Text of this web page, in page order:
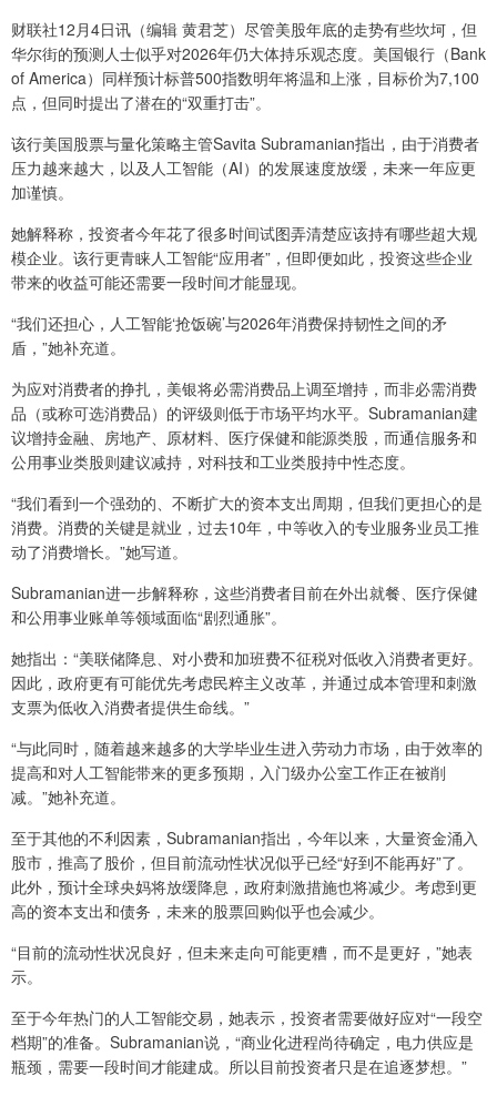
财联社12月4日讯（编辑 黄君芝）尽管美股年底的走势有些坎坷，但
华尔街的预测人士似乎对2026年仍大体持乐观态度。美国银行（Bank
of America）同样预计标普500指数明年将温和上涨，目标价为7,100
点，但同时提出了潜在的“双重打击”。
该行美国股票与量化策略主管Savita Subramanian指出，由于消费者
压力越来越大，以及人工智能（AI）的发展速度放缓，未来一年应更
加谨慎。
她解释称，投资者今年花了很多时间试图弄清楚应该持有哪些超大规
模企业。该行更青睐人工智能“应用者”，但即便如此，投资这些企业
带来的收益可能还需要一段时间才能显现。
“我们还担心，人工智能‘抢饭碗’与2026年消费保持韧性之间的矛
盾，”她补充道。
为应对消费者的挣扎，美银将必需消费品上调至增持，而非必需消费
品（或称可选消费品）的评级则低于市场平均水平。Subramanian建
议增持金融、房地产、原材料、医疗保健和能源类股，而通信服务和
公用事业类股则建议减持，对科技和工业类股持中性态度。
“我们看到一个强劲的、不断扩大的资本支出周期，但我们更担心的是
消费。消费的关键是就业，过去10年，中等收入的专业服务业员工推
动了消费增长。”她写道。
Subramanian进一步解释称，这些消费者目前在外出就餐、医疗保健
和公用事业账单等领域面临“剧烈通胀”。
她指出：“美联储降息、对小费和加班费不征税对低收入消费者更好。
因此，政府更有可能优先考虑民粹主义改革，并通过成本管理和刺激
支票为低收入消费者提供生命线。”
“与此同时，随着越来越多的大学毕业生进入劳动力市场，由于效率的
提高和对人工智能带来的更多预期，入门级办公室工作正在被削
减。”她补充道。
至于其他的不利因素，Subramanian指出，今年以来，大量资金涌入
股市，推高了股价，但目前流动性状况似乎已经“好到不能再好”了。
此外，预计全球央妈将放缓降息，政府刺激措施也将减少。考虑到更
高的资本支出和债务，未来的股票回购似乎也会减少。
“目前的流动性状况良好，但未来走向可能更糟，而不是更好，”她表
示。
至于今年热门的人工智能交易，她表示，投资者需要做好应对“一段空
档期”的准备。Subramanian说，“商业化进程尚待确定，电力供应是
瓶颈，需要一段时间才能建成。所以目前投资者只是在追逐梦想。”